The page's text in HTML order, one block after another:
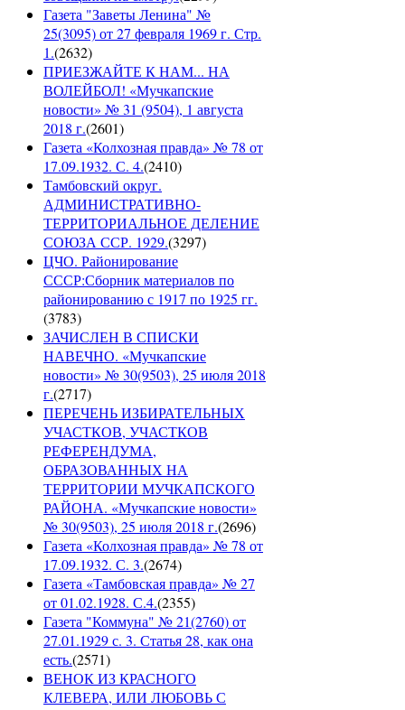
Газета "Заветы Ленина" №
25(3095) от 27 февраля 1969 г. Стр.
1.(2632)
ПРИЕЗЖАЙТЕ К НАМ... НА
ВОЛЕЙБОЛ! «Мучкапские
новости» № 31 (9504), 1 августа
2018 г.(2601)
Газета «Колхозная правда» № 78 от
17.09.1932. С. 4.(2410)
Тамбовский округ.
АДМИНИСТРАТИВНО-
ТЕРРИТОРИАЛЬНОЕ ДЕЛЕНИЕ
СОЮЗА ССР. 1929.(3297)
ЦЧО. Районирование
СССР:Сборник материалов по
районированию с 1917 по 1925 гг.
(3783)
ЗАЧИСЛЕН В СПИСКИ
НАВЕЧНО. «Мучкапские
новости» № 30(9503), 25 июля 2018
г.(2717)
ПЕРЕЧЕНЬ ИЗБИРАТЕЛЬНЫХ
УЧАСТКОВ, УЧАСТКОВ
РЕФЕРЕНДУМА,
ОБРАЗОВАННЫХ НА
ТЕРРИТОРИИ МУЧКАПСКОГО
РАЙОНА. «Мучкапские новости»
№ 30(9503), 25 июля 2018 г.(2696)
Газета «Колхозная правда» № 78 от
17.09.1932. С. 3.(2674)
Газета «Тамбовская правда» № 27
от 01.02.1928. С.4.(2355)
Газета "Коммуна" № 21(2760) от
27.01.1929 с. 3. Статья 28, как она
есть.(2571)
ВЕНОК ИЗ КРАСНОГО
КЛЕВЕРА, ИЛИ ЛЮБОВЬ С